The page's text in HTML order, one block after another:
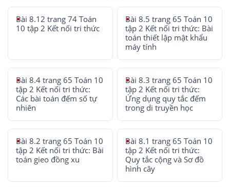
Bài 8.12 trang 74 Toán
10 tập 2 Kết nối tri thức
Bài 8.5 trang 65 Toán 10
tập 2 Kết nối tri thức: Bài
toán thiết lập mật khẩu
máy tính
Bài 8.4 trang 65 Toán 10
tập 2 Kết nối tri thức:
Các bài toán đếm số tự
nhiên
Bài 8.3 trang 65 Toán 10
tập 2 Kết nối tri thức:
Ứng dụng quy tắc đếm
trong di truyền học
Bài 8.2 trang 65 Toán 10
tập 2 Kết nối tri thức: Bài
toán gieo đồng xu
Bài 8.1 trang 65 Toán 10
tập 2 Kết nối tri thức:
Quy tắc cộng và Sơ đồ
hình cây